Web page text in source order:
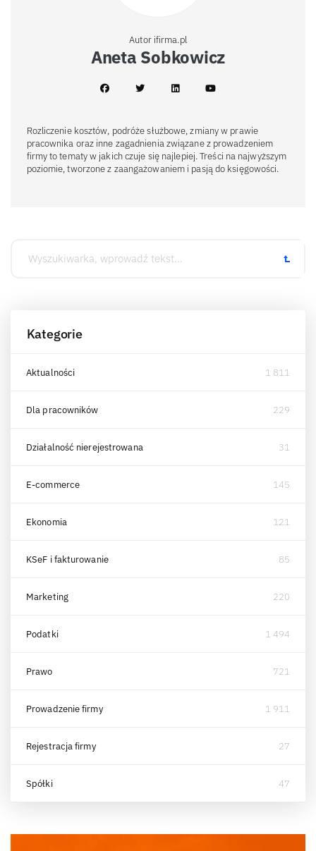
Autor ifirma.pl
Aneta Sobkowicz
Rozliczenie kosztów, podróże służbowe, zmiany w prawie
pracownika oraz inne zagadnienia związane z prowadzeniem
firmy to tematy w jakich czuje się najlepiej. Treści na najwyższym
poziomie, tworzone z zaangażowaniem i pasją do księgowości.
Kategorie
Aktualności 1 811
Dla pracowników 229
Działalność nierejestrowana 31
E-commerce 145
Ekonomia 121
KSeF i fakturowanie 85
Marketing 220
Podatki 1 494
Prawo 721
Prowadzenie firmy 1 911
Rejestracja firmy 27
Spółki 47